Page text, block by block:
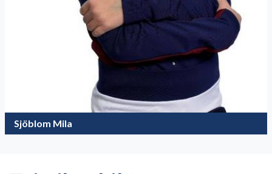
Sjöblom Mila